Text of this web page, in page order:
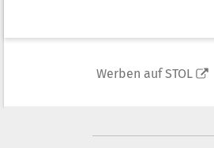
Werben auf STOL